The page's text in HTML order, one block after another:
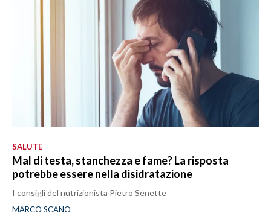
SALUTE
Mal di testa, stanchezza e fame? La risposta
potrebbe essere nella disidratazione
I consigli del nutrizionista Pietro Senette
MARCO SCANO